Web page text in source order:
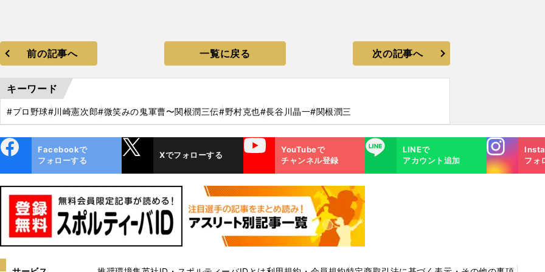
前の記事へ 一覧に戻る 次の記事へ
キーワード
#プロ野球#川崎憲次郎#微笑みの鬼軍曹〜関根潤三伝#野村克也#長谷川晶一#関根潤三
ok
Facebookで
フォローする
Xでフォローする
YouTube
YouTubeで
チャンネル登録
LINE
LINEで
アカウント追加
Instagra
m
フォ